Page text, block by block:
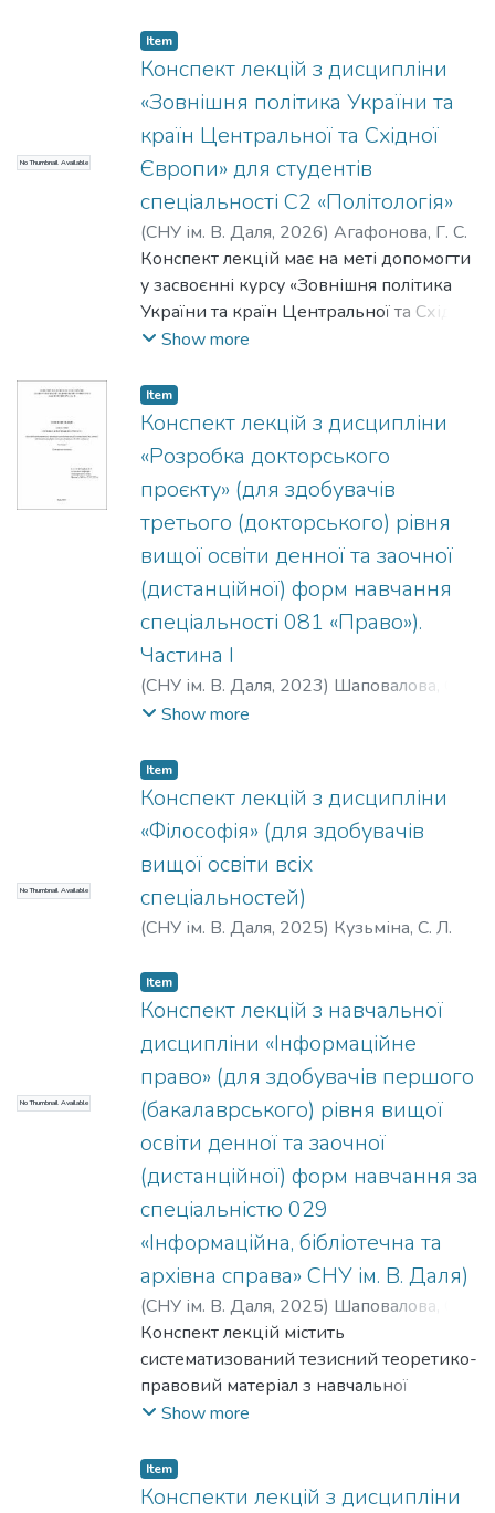
суб’єктів господарських правовідносин,
порядок їх створення та припинення, в
тому числі в результаті визнання
боржника банкрутом, майнова основа
господарювання з урахуванням
електронних ресурсів, господарські
договори, включаючи електронну їх
форму; господарсько-правова
відповідальність, антимонопольно-
конкурентне регулювання, а також
основні засади специфіки правового
регулювання окремих видів
цифровізованих ринків:
телекомунікаційних послуг,
електронної комерції, електронних
довірчих послуг.
Для студентів та аспірантів юридичних
й економічних спеціальностей, а також
усіх, хто застосовує у своїй діяльності
норми господарського законодавства
та/або цікавиться питаннями
господарського права.
No Thumbnail Available
Item
Конспект лекцій з дисципліни
«Зовнішня політика України та
країн Центральної та Східної
Європи» для студентів
спеціальності С2 «Політологія»
(СНУ ім. В. Даля, 2026) Агафонова, Г. С.
Конспект лекцій має на меті допомогти
у засвоєнні курсу «Зовнішня політика
України та країн Центральної та Східної
Європи», сприяти підготовці та
організації самостійної роботи студента.
Наявність планів лекцій, списків
літератури по кожній темі сприятимуть
поглибленому вивченню тематичного
матеріалу.
Show more
Item
Конспект лекцій з дисципліни
«Розробка докторського
проєкту» (для здобувачів
третього (докторського) рівня
вищої освіти денної та заочної
(дистанційної) форм навчання
спеціальності 081 «Право»).
Частина І
(СНУ ім. В. Даля, 2023) Шаповалова, О.
В. Show more
No Thumbnail Available
Item
Конспект лекцій з дисципліни
«Філософія» (для здобувачів
вищої освіти всіх
спеціальностей)
(СНУ ім. В. Даля, 2025) Кузьміна, С. Л.
No Thumbnail Available
Item
Конспект лекцій з навчальної
дисципліни «Інформаційне
право» (для здобувачів першого
(бакалаврського) рівня вищої
освіти денної та заочної
(дистанційної) форм навчання за
спеціальністю 029
«Інформаційна, бібліотечна та
архівна справа» СНУ ім. В. Даля)
(СНУ ім. В. Даля, 2025) Шаповалова, О.
В.;Загоруй, І. С.
Конспект лекцій містить
систематизований тезисний теоретико-
правовий матеріал з навчальної
дисципліни «Інформаційне право». У
загальні положення базової юридичної
науки, зокрема теорії права та
Show more
Item
Конспекти лекцій з дисципліни